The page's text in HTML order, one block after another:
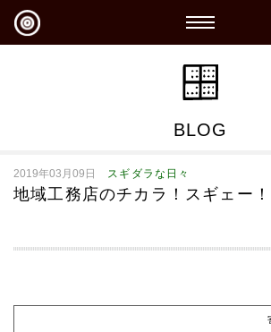
BLOG
2019年03月09日 スギダラな日々
地域工務店のチカラ！スギェー！